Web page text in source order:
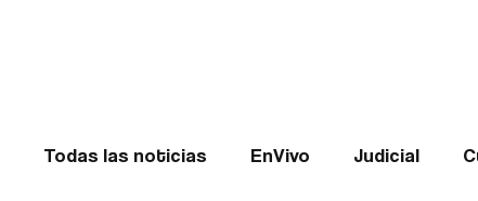
Todas las noticias EnVivo Judicial